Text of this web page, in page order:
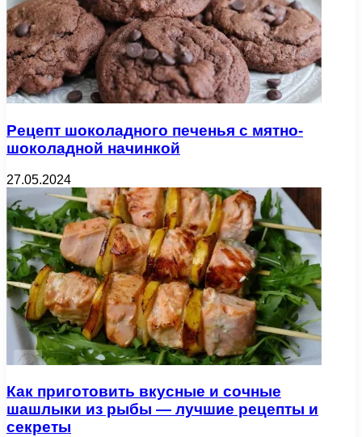
Рецепт шоколадного печенья с мятно-
шоколадной начинкой
27.05.2024
Как приготовить вкусные и сочные
шашлыки из рыбы — лучшие рецепты и
секреты